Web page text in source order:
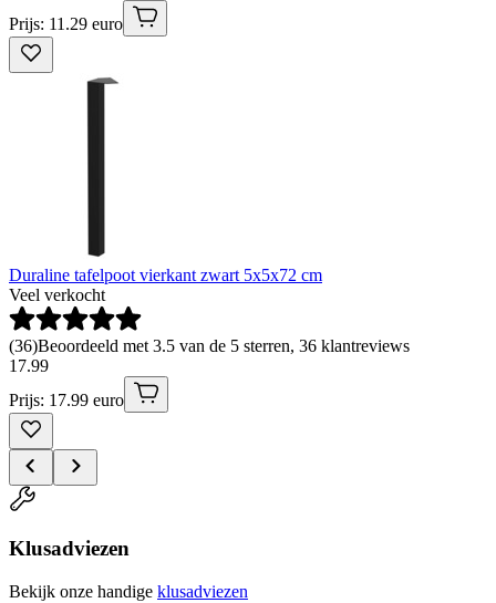
Prijs: 11.29 euro
Duraline tafelpoot vierkant zwart 5x5x72 cm
Veel verkocht
(36)Beoordeeld met 3.5 van de 5 sterren, 36 klantreviews
17.99
Prijs: 17.99 euro
Klusadviezen
Bekijk onze handige klusadviezen